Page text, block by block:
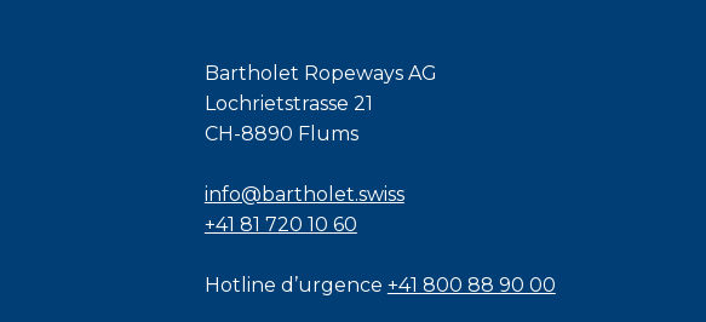
Bartholet Ropeways AG
Lochrietstrasse 21
CH-8890 Flums
info@bartholet.swiss
+41 81 720 10 60
Hotline d’urgence +41 800 88 90 00